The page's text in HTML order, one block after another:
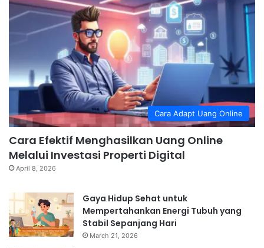
Cara Adapt Uang Online
Cara Efektif Menghasilkan Uang Online
Melalui Investasi Properti Digital
April 8, 2026
Gaya Hidup Sehat untuk
Mempertahankan Energi Tubuh yang
Stabil Sepanjang Hari
March 21, 2026